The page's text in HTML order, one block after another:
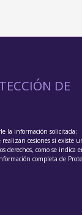
DE
la información solicitada;
realizan cesiones si existe
derechos, como se indica
completa de